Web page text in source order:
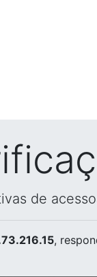
de
,